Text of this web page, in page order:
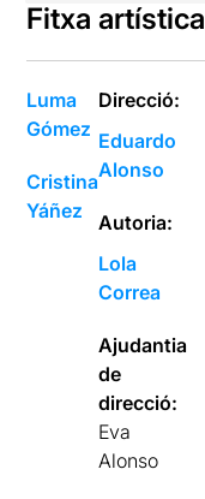
Fitxa artística
Luma
Gómez
Cristina
Yáñez
Direcció:
Eduardo
Alonso
Autoria:
Lola
Correa
Ajudantia
de
direcció:
Eva
Alonso